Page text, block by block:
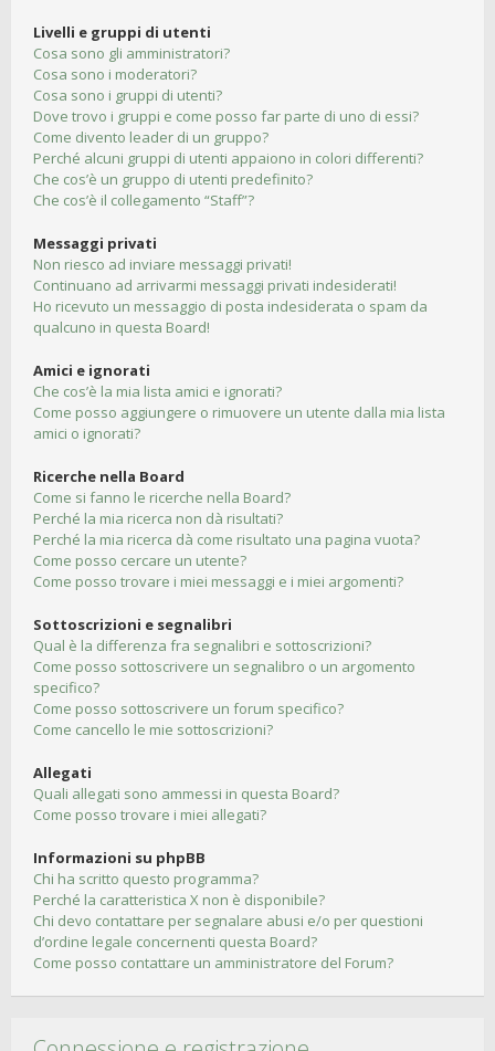
Livelli e gruppi di utenti
Cosa sono gli amministratori?
Cosa sono i moderatori?
Cosa sono i gruppi di utenti?
Dove trovo i gruppi e come posso far parte di uno di essi?
Come divento leader di un gruppo?
Perché alcuni gruppi di utenti appaiono in colori differenti?
Che cos’è un gruppo di utenti predefinito?
Che cos’è il collegamento “Staff”?
Messaggi privati
Non riesco ad inviare messaggi privati!
Continuano ad arrivarmi messaggi privati indesiderati!
Ho ricevuto un messaggio di posta indesiderata o spam da
qualcuno in questa Board!
Amici e ignorati
Che cos’è la mia lista amici e ignorati?
Come posso aggiungere o rimuovere un utente dalla mia lista
amici o ignorati?
Ricerche nella Board
Come si fanno le ricerche nella Board?
Perché la mia ricerca non dà risultati?
Perché la mia ricerca dà come risultato una pagina vuota?
Come posso cercare un utente?
Come posso trovare i miei messaggi e i miei argomenti?
Sottoscrizioni e segnalibri
Qual è la differenza fra segnalibri e sottoscrizioni?
Come posso sottoscrivere un segnalibro o un argomento
specifico?
Come posso sottoscrivere un forum specifico?
Come cancello le mie sottoscrizioni?
Allegati
Quali allegati sono ammessi in questa Board?
Come posso trovare i miei allegati?
Informazioni su phpBB
Chi ha scritto questo programma?
Perché la caratteristica X non è disponibile?
Chi devo contattare per segnalare abusi e/o per questioni
d’ordine legale concernenti questa Board?
Come posso contattare un amministratore del Forum?